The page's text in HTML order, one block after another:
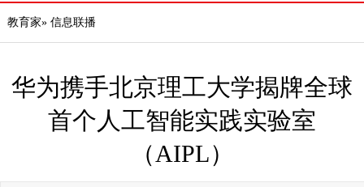
教育家» 信息联播
华为携手北京理工大学揭牌全球
首个人工智能实践实验室
（AIPL）